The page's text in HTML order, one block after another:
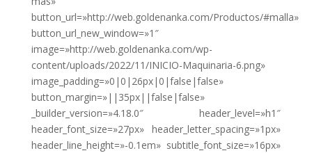
button_url=»http://web.goldenanka.com/Productos/#malla»
button_url_new_window=»1″
image=»http://web.goldenanka.com/wp-
content/uploads/2022/11/INICIO-Maquinaria-6.png»
image_padding=»0|0|26px|0|false|false»
button_margin=»||35px||false|false»
_builder_version=»4.18.0″ header_level=»h1″
header_font_size=»27px» header_letter_spacing=»1px»
header_line_height=»-0.1em» subtitle_font_size=»16px»